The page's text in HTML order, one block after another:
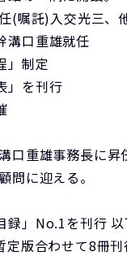
(嘱託)入交光三、
溝口重雄就任
」制定
」を刊行
口重雄事務長に昇
問に迎える。
録」No.1を刊行
定版合わせて8冊刊